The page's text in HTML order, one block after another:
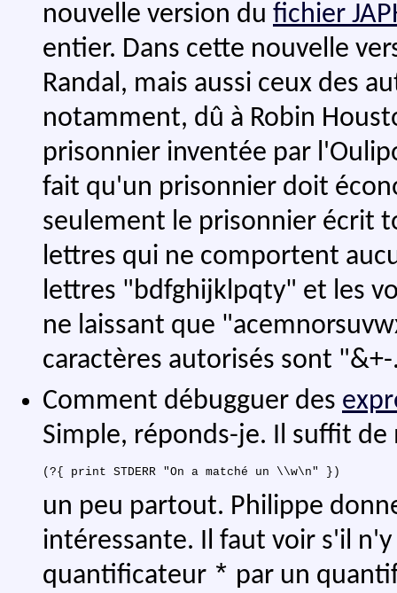
nouvelle version du fichier
entier. Dans cette nouvelle
Randal, mais aussi ceux des
notamment, dû à Robin
prisonnier inventée par
fait qu'un prisonnier doit
seulement le prisonnier écrit
lettres qui ne comportent
lettres "bdfghijklpqty" et les
ne laissant que
caractères autorisés sont
Comment débugguer des
Simple, réponds-je. Il suffit de
un peu partout. Philippe
intéressante. Il faut voir s'il
quantificateur * par un